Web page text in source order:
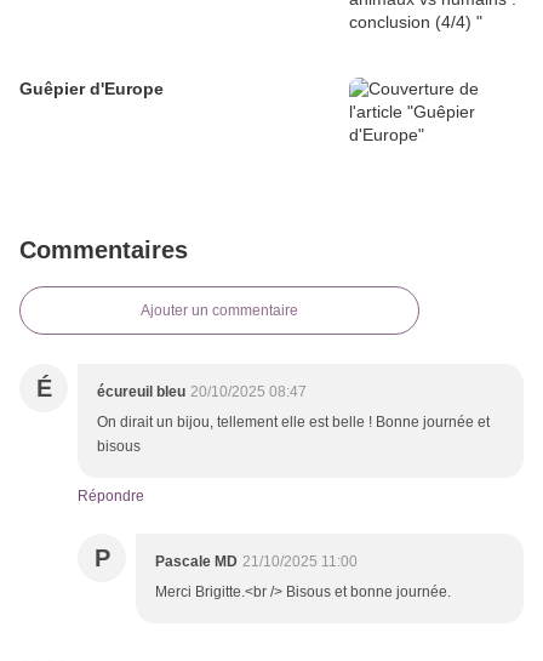
Guêpier d'Europe
Commentaires
Ajouter un commentaire
É écureuil bleu 20/10/2025 08:47
On dirait un bijou, tellement elle est belle ! Bonne journée et
bisous
Répondre
P Pascale MD 21/10/2025 11:00
Merci Brigitte.<br /> Bisous et bonne journée.